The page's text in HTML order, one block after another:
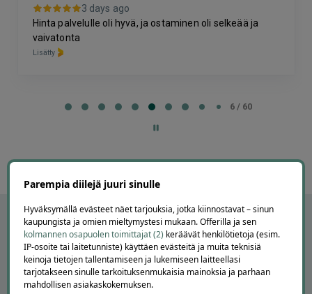
3 days ago
Hinta palvelulle oli hyvä, ja ostaminen oli selkeää ja
vaivatonta
Lisätty
6 / 60
Parempia diilejä juuri sinulle
Hyväksymällä evästeet näet tarjouksia, jotka kiinnostavat – sinun
kaupungista ja omien mieltymystesi mukaan. Offerilla ja sen
kolmannen osapuolen toimittajat (2) keräävät henkilötietoja (esim.
IP-osoite tai laitetunniste) käyttäen evästeitä ja muita teknisiä
keinoja tietojen tallentamiseen ja lukemiseen laitteellasi
tarjotakseen sinulle tarkoituksenmukaisia mainoksia ja parhaan
mahdollisen asiakaskokemuksen.